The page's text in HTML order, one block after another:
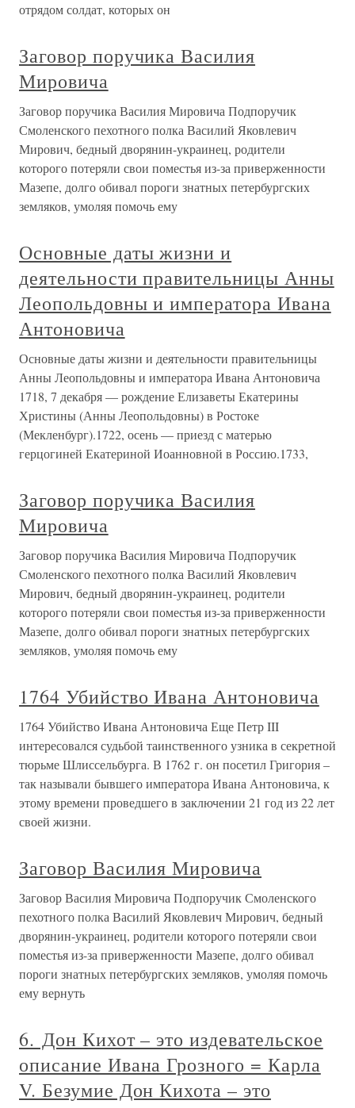
отрядом солдат, которых он
Заговор поручика Василия
Мировича
Заговор поручика Василия Мировича Подпоручик
Смоленского пехотного полка Василий Яковлевич
Мирович, бедный дворянин-украинец, родители
которого потеряли свои поместья из-за приверженности
Мазепе, долго обивал пороги знатных петербургских
земляков, умоляя помочь ему
Основные даты жизни и
деятельности правительницы Анны
Леопольдовны и императора Ивана
Антоновича
Основные даты жизни и деятельности правительницы
Анны Леопольдовны и императора Ивана Антоновича
1718, 7 декабря — рождение Елизаветы Екатерины
Христины (Анны Леопольдовны) в Ростоке
(Мекленбург).1722, осень — приезд с матерью
герцогиней Екатериной Иоанновной в Россию.1733,
Заговор поручика Василия
Мировича
Заговор поручика Василия Мировича Подпоручик
Смоленского пехотного полка Василий Яковлевич
Мирович, бедный дворянин-украинец, родители
которого потеряли свои поместья из-за приверженности
Мазепе, долго обивал пороги знатных петербургских
земляков, умоляя помочь ему
1764 Убийство Ивана Антоновича
1764 Убийство Ивана Антоновича Еще Петр III
интересовался судьбой таинственного узника в секретной
тюрьме Шлиссельбурга. В 1762 г. он посетил Григория –
так называли бывшего императора Ивана Антоновича, к
этому времени проведшего в заключении 21 год из 22 лет
своей жизни.
Заговор Василия Мировича
Заговор Василия Мировича Подпоручик Смоленского
пехотного полка Василий Яковлевич Мирович, бедный
дворянин-украинец, родители которого потеряли свои
поместья из-за приверженности Мазепе, долго обивал
пороги знатных петербургских земляков, умоляя помочь
ему вернуть
6. Дон Кихот – это издевательское
описание Ивана Грозного = Карла
V. Безумие Дон Кихота – это